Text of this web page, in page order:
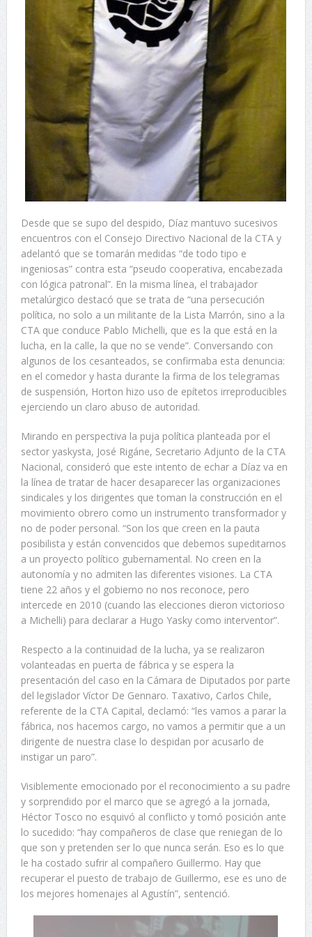
Desde que se supo del despido, Díaz mantuvo sucesivos
encuentros con el Consejo Directivo Nacional de la CTA y
adelantó que se tomarán medidas “de todo tipo e
ingeniosas” contra esta “pseudo cooperativa, encabezada
con lógica patronal”. En la misma línea, el trabajador
metalúrgico destacó que se trata de “una persecución
política, no solo a un militante de la Lista Marrón, sino a la
CTA que conduce Pablo Michelli, que es la que está en la
lucha, en la calle, la que no se vende”. Conversando con
algunos de los cesanteados, se confirmaba esta denuncia:
en el comedor y hasta durante la firma de los telegramas
de suspensión, Horton hizo uso de epítetos irreproducibles
ejerciendo un claro abuso de autoridad.
Mirando en perspectiva la puja política planteada por el
sector yaskysta, José Rigáne, Secretario Adjunto de la CTA
Nacional, consideró que este intento de echar a Díaz va en
la línea de tratar de hacer desaparecer las organizaciones
sindicales y los dirigentes que toman la construcción en el
movimiento obrero como un instrumento transformador y
no de poder personal. “Son los que creen en la pauta
posibilista y están convencidos que debemos supeditarnos
a un proyecto político gubernamental. No creen en la
autonomía y no admiten las diferentes visiones. La CTA
tiene 22 años y el gobierno no nos reconoce, pero
intercede en 2010 (cuando las elecciones dieron victorioso
a Michelli) para declarar a Hugo Yasky como interventor”.
Respecto a la continuidad de la lucha, ya se realizaron
volanteadas en puerta de fábrica y se espera la
presentación del caso en la Cámara de Diputados por parte
del legislador Víctor De Gennaro. Taxativo, Carlos Chile,
referente de la CTA Capital, declamó: “les vamos a parar la
fábrica, nos hacemos cargo, no vamos a permitir que a un
dirigente de nuestra clase lo despidan por acusarlo de
instigar un paro”.
Visiblemente emocionado por el reconocimiento a su padre
y sorprendido por el marco que se agregó a la jornada,
Héctor Tosco no esquivó al conflicto y tomó posición ante
lo sucedido: “hay compañeros de clase que reniegan de lo
que son y pretenden ser lo que nunca serán. Eso es lo que
le ha costado sufrir al compañero Guillermo. Hay que
recuperar el puesto de trabajo de Guillermo, ese es uno de
los mejores homenajes al Agustín”, sentenció.